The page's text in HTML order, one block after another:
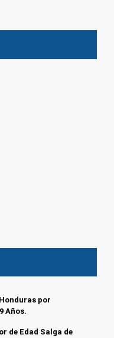
por
Años.
de Edad Salga de